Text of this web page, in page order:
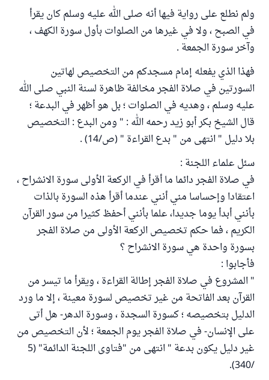
ولم نطلع على رواية فيها أنه صلى الله عليه وسلم كان يقرأ
في الصبح ، ولا في غيرها من الصلوات بأول سورة الكهف ،
وآخر سورة الجمعة .
فهذا الذي يفعله إمام مسجدكم من التخصيص لهاتين
السورتين في صلاة الفجر مخالفة ظاهرة لسنة النبي صلى الله
عليه وسلم ، وهديه في الصلوات ؛ بل هو أظهر في البدعة ؛
قال الشيخ بكر أبو زيد رحمه الله : " ومن البدع : التخصيص
بلا دليل " انتهى من " بدع القراءة " (ص/14) .
سئل علماء اللجنة :
في صلاة الفجر دائما ما أقرأ في الركعة الأولى سورة الانشراح ،
اعتقادا وإحساسا مني أنني عندما أقرأ هذه السورة بالذات
بأنني أبدأ يوما جديدا، علما بأنني أحفظ كثيرا من سور القرآن
الكريم ، فما حكم تخصيص الركعة الأولى من صلاة الفجر
بسورة واحدة هي سورة الانشراح ؟
فأجابوا :
" المشروع في صلاة الفجر إطالة القراءة ، ويقرأ ما تيسر من
القرآن بعد الفاتحة من غير تخصيص لسورة معينة ، إلا ما ورد
الدليل بتخصيصه ؛ كسورة السجدة ، وسورة الدهر- هل أتى
على الإنسان- في صلاة الفجر يوم الجمعة ؛ لأن التخصيص من
غير دليل يكون بدعة " انتهى من "فتاوى اللجنة الدائمة" (5
/340).